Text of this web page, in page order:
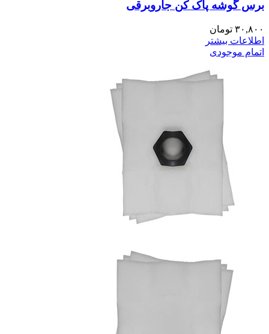
برس گوشه پاک کن جاروبرقی
۳۰,۸۰۰ تومان
اطلاعات بیشتر
اتمام موجودی